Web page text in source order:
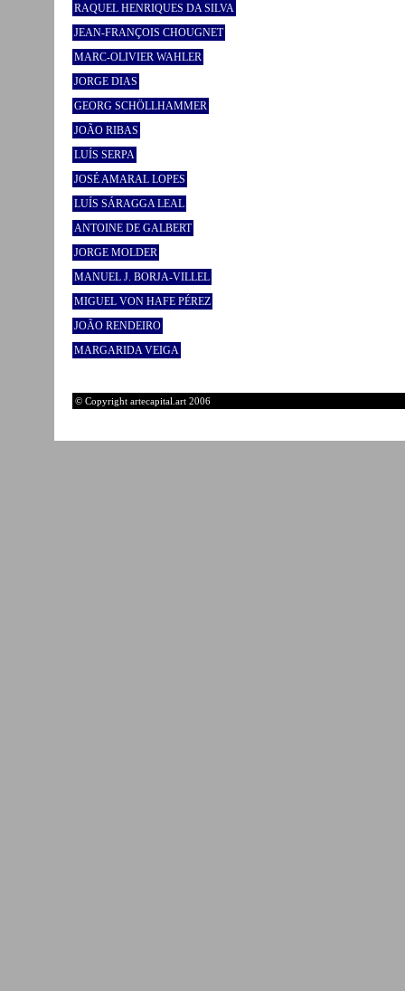
RAQUEL HENRIQUES DA SILVA
JEAN-FRANÇOIS CHOUGNET
MARC-OLIVIER WAHLER
JORGE DIAS
GEORG SCHÖLLHAMMER
JOÃO RIBAS
LUÍS SERPA
JOSÉ AMARAL LOPES
LUÍS SÁRAGGA LEAL
ANTOINE DE GALBERT
JORGE MOLDER
MANUEL J. BORJA-VILLEL
MIGUEL VON HAFE PÉREZ
JOÃO RENDEIRO
MARGARIDA VEIGA
© Copyright artecapital.art 2006